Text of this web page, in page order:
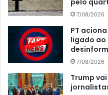
pelo
7/08/2026
PT
ligado ao
7/08/2026
Trump